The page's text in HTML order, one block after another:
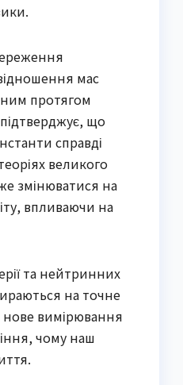
мас
протягом
що
справді
великого
змінюватися на
впливаючи на
та нейтринних
на точне
вимірювання
чому наш